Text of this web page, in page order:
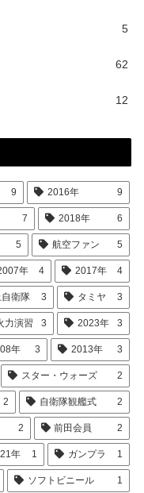
5
62
12
9 2016年 9
7 2018年 6
5 航空ファン 5
年 4 2017年 4
衛隊 3 タミヤ 3
力演習 3 2023年 3
年 3 2013年 3
スター・ウォーズ 2
2 自衛隊観艦式 2
2 前田会員 2
年 1 ガンプラ 1
ソフトビニール 1